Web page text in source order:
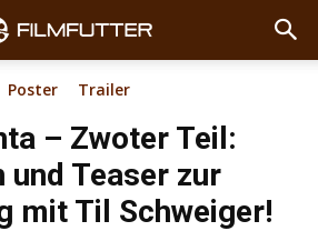
Poster Trailer
– Zwoter Teil:
Teaser zur
mit Til Schweiger!